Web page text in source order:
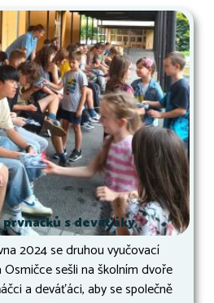
s deváťáky
2024 se druhou vyučovací
sešli na školním dvoře
a deváťáci, aby se společně